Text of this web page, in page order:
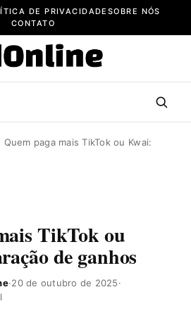
DE PRIVACIDADE SOBRE NÓS
CONTATO
Quem paga mais TikTok ou Kwai:
TikTok ou
de ganhos
·20 de outubro de 2025·